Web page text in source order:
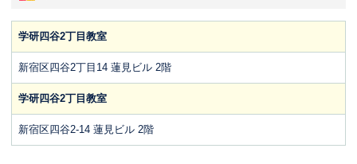
学研四谷2丁目教室
新宿区四谷2丁目14 蓮見ビル 2階
学研四谷2丁目教室
新宿区四谷2-14 蓮見ビル 2階